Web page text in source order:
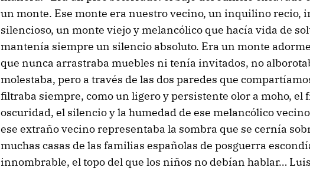
un monte. Ese monte era nuestro vecino, un inquilino recio,
silencioso, un monte viejo y melancólico que hacía vida de
mantenía siempre un silencio absoluto. Era un monte
que nunca arrastraba muebles ni tenía invitados, no
molestaba, pero a través de las dos paredes que
filtraba siempre, como un ligero y persistente olor a moho, el
oscuridad, el silencio y la humedad de ese melancólico
ese extraño vecino representaba la sombra que se cernía
muchas casas de las familias españolas de posguerra
innombrable, el topo del que los niños no debían hablar…